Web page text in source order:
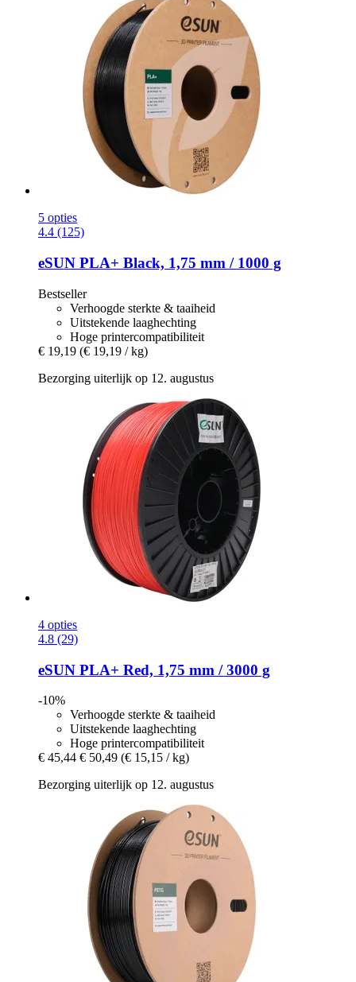
5 opties
4.4 (125)
eSUN PLA+ Black, 1,75 mm / 1000 g
Bestseller
Verhoogde sterkte & taaiheid
Uitstekende laaghechting
Hoge printercompatibiliteit
€ 19,19 (€ 19,19 / kg)
Bezorging uiterlijk op 12. augustus
4 opties
4.8 (29)
eSUN PLA+ Red, 1,75 mm / 3000 g
-10%
Verhoogde sterkte & taaiheid
Uitstekende laaghechting
Hoge printercompatibiliteit
€ 45,44 € 50,49 (€ 15,15 / kg)
Bezorging uiterlijk op 12. augustus